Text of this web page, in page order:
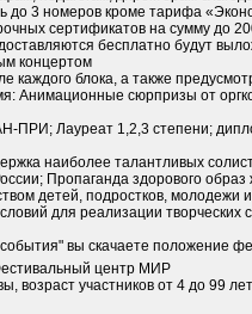
до 3 номеров кроме тарифа
сертификатов на сумму до
бесплатно будут
концертом
каждого блока, а также
Анимационные сюрпризы от
ПРИ; Лауреат 1,2,3 степени;
наиболее талантливых
Пропаганда здорового
детей, подростков,
для реализации творческих
вы скачаете положение
центр МИР
возраст участников от 4 до 99 лет